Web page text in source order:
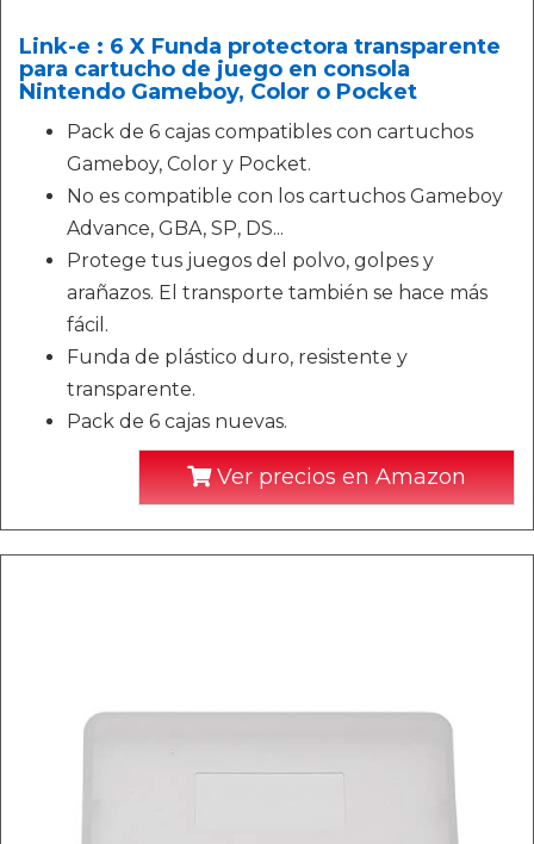
Link-e : 6 X Funda protectora transparente
para cartucho de juego en consola
Nintendo Gameboy, Color o Pocket
Pack de 6 cajas compatibles con cartuchos
Gameboy, Color y Pocket.
No es compatible con los cartuchos Gameboy
Advance, GBA, SP, DS...
Protege tus juegos del polvo, golpes y
arañazos. El transporte también se hace más
fácil.
Funda de plástico duro, resistente y
transparente.
Pack de 6 cajas nuevas.
Ver precios en Amazon